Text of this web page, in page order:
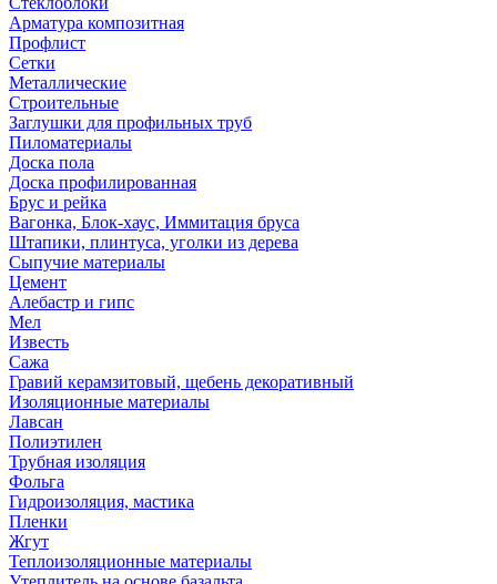
Арматура композитная
Профлист
Сетки
Металлические
Строительные
Заглушки для профильных труб
Пиломатериалы
Доска пола
Доска профилированная
Брус и рейка
Вагонка, Блок-хаус, Иммитация бруса
Штапики, плинтуса, уголки из дерева
Сыпучие материалы
Цемент
Алебастр и гипс
Мел
Известь
Сажа
Гравий керамзитовый, щебень декоративный
Изоляционные материалы
Лавсан
Полиэтилен
Трубная изоляция
Фольга
Гидроизоляция, мастика
Пленки
Жгут
Теплоизоляционные материалы